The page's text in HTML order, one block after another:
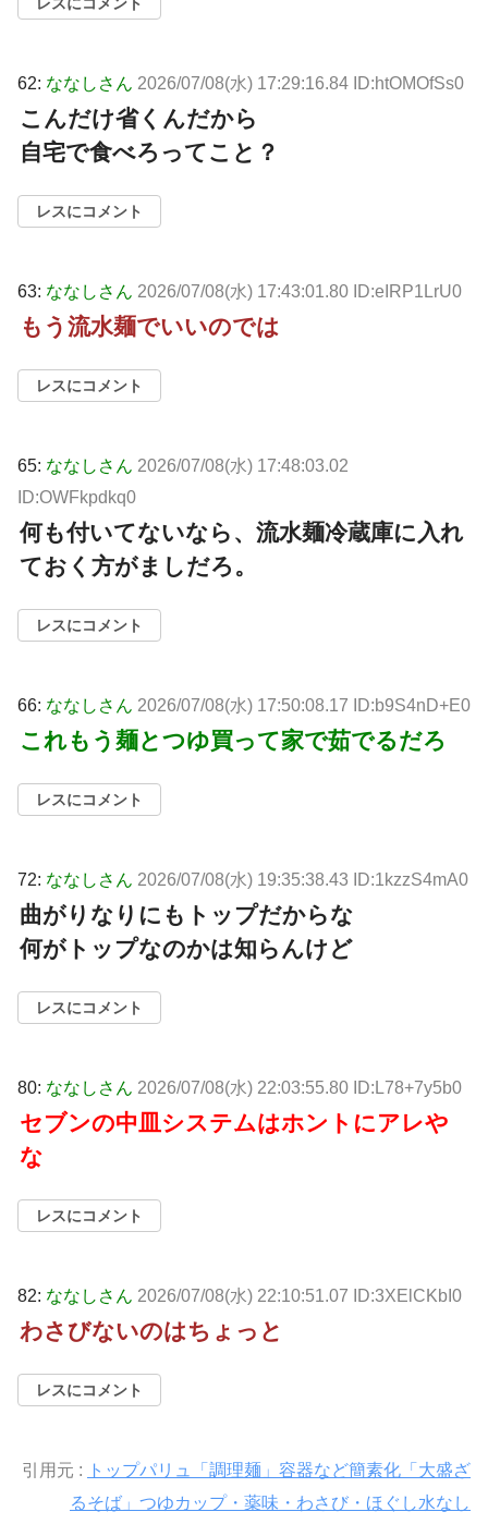
62: ななしさん 2026/07/08(水) 17:29:16.84 ID:htOMOfSs0
こんだけ省くんだから
自宅で食べろってこと？
レスにコメント
63: ななしさん 2026/07/08(水) 17:43:01.80 ID:eIRP1LrU0
もう流水麺でいいのでは
レスにコメント
65: ななしさん 2026/07/08(水) 17:48:03.02
ID:OWFkpdkq0
何も付いてないなら、流水麺冷蔵庫に入れ
ておく方がましだろ。
レスにコメント
66: ななしさん 2026/07/08(水) 17:50:08.17 ID:b9S4nD+E0
これもう麺とつゆ買って家で茹でるだろ
レスにコメント
72: ななしさん 2026/07/08(水) 19:35:38.43 ID:1kzzS4mA0
曲がりなりにもトップだからな
何がトップなのかは知らんけど
レスにコメント
80: ななしさん 2026/07/08(水) 22:03:55.80 ID:L78+7y5b0
セブンの中皿システムはホントにアレや
な
レスにコメント
82: ななしさん 2026/07/08(水) 22:10:51.07 ID:3XElCKbI0
わさびないのはちょっと
レスにコメント
引用元 :
トップパリュ「調理麺」容器など簡素化「大盛ざ
るそば」つゆカップ・薬味・わさび・ほぐし水なし